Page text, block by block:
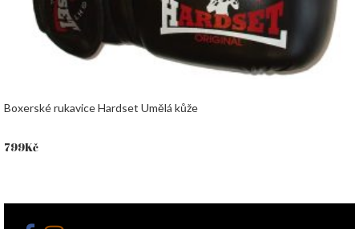
Boxerské rukavice Hardset Umělá kůže
799Kč